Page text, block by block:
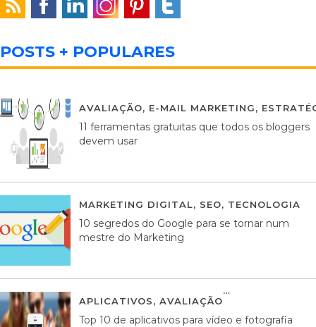
POSTS + POPULARES
AVALIAÇÃO, E-MAIL MARKETING,
11 ferramentas gratuitas que todos os bloggers
devem usar
MARKETING DIGITAL, SEO, TECNOLOGIA
10 segredos do Google para se tornar num
mestre do Marketing
APLICATIVOS, AVALIAÇÃO
Top 10 de aplicativos para vídeo e fotografia